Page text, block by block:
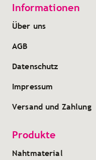
Informationen
Über uns
AGB
Datenschutz
Impressum
Versand und Zahlung
Produkte
Nahtmaterial